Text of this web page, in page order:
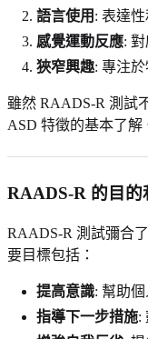
語言使用 : 表達
感覺運動反應:
狹窄興趣: 專注
雖然 RAADS-R 測試
ASD 特徵的基本了解
RAADS-R 的目的
RAADS-R 測試彌合
要目標包括：
提高意識: 幫助
指導下一步措施: